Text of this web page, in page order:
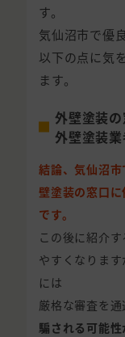
す。
気仙沼市で優
以下の点に気
ます。
外壁塗装
外壁塗装
結論、気仙沼
壁塗装の窓口
です。
この後に紹介
やすくなりま
には
厳格な審査を通
騙される可能性